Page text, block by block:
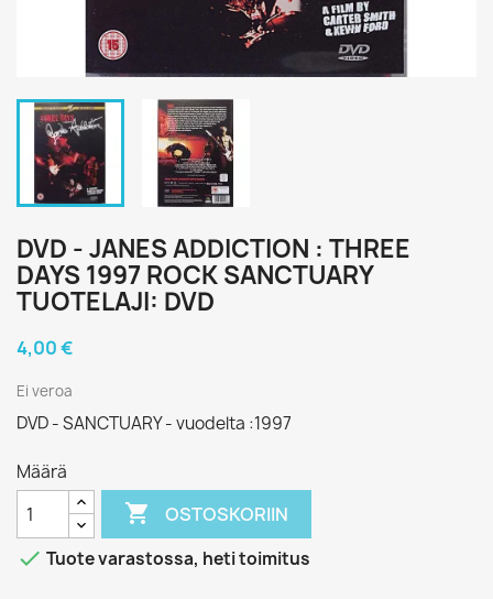
DVD - JANES ADDICTION : THREE
DAYS 1997 ROCK SANCTUARY
TUOTELAJI: DVD
4,00 €
Ei veroa
DVD - SANCTUARY - vuodelta :1997
Määrä
 OSTOSKORIIN
 Tuote varastossa, heti toimitus